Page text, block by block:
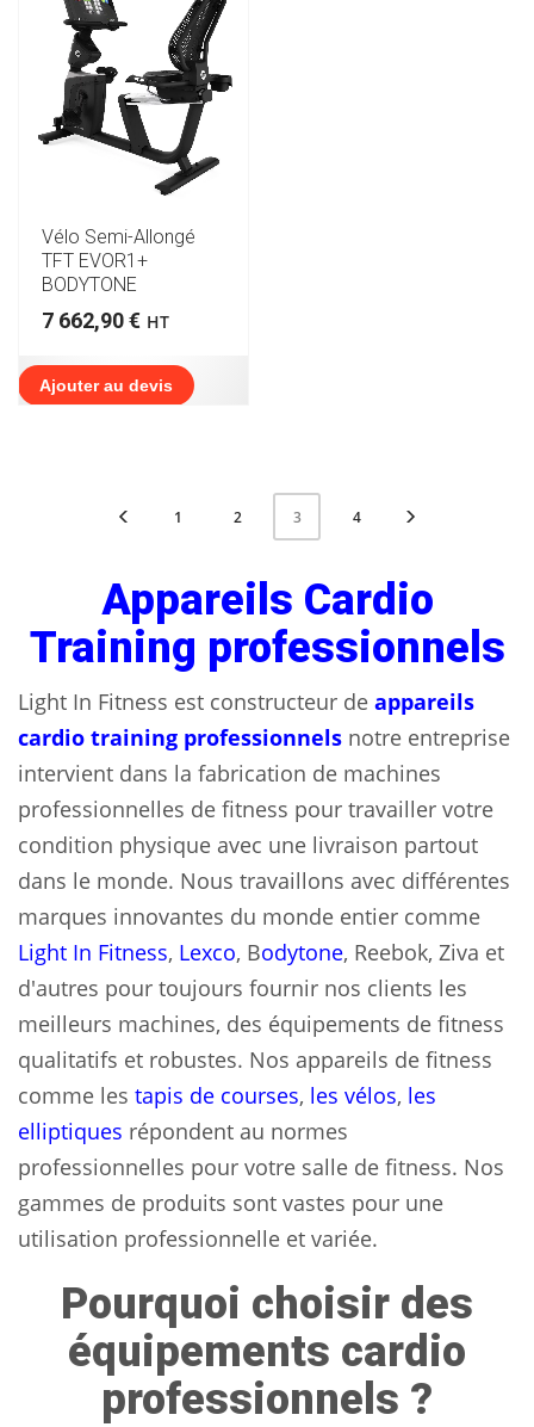
Vélo Semi-Allongé
TFT EVOR1+
BODYTONE
7 662,90€ HT
Ajouter au devis
1 2 3 4
Appareils Cardio
Training professionnels
Light In Fitness est constructeur de appareils
cardio training professionnels notre entreprise
intervient dans la fabrication de machines
professionnelles de fitness pour travailler votre
condition physique avec une livraison partout
dans le monde. Nous travaillons avec différentes
marques innovantes du monde entier comme
Light In Fitness, Lexco, Bodytone, Reebok, Ziva et
d'autres pour toujours fournir nos clients les
meilleurs machines, des équipements de fitness
qualitatifs et robustes. Nos appareils de fitness
comme les tapis de courses, les vélos, les
elliptiques répondent au normes
professionnelles pour votre salle de fitness. Nos
gammes de produits sont vastes pour une
utilisation professionnelle et variée.
Pourquoi choisir des
équipements cardio
professionnels ?